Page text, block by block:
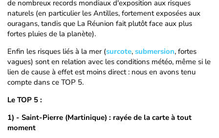
de nombreux records mondiaux d'exposition aux risques
naturels (en particulier les Antilles, fortement exposées aux
ouragans, tandis que La Réunion fait plutôt face aux plus
fortes pluies de la planète).
Enfin les risques liés à la mer (surcote, submersion, fortes
vagues) sont en relation avec les conditions météo, même si le
lien de cause à effet est moins direct : nous en avons tenu
compte dans ce TOP 5.
Le TOP 5 :
1) - Saint-Pierre (Martinique) : rayée de la carte à tout
moment